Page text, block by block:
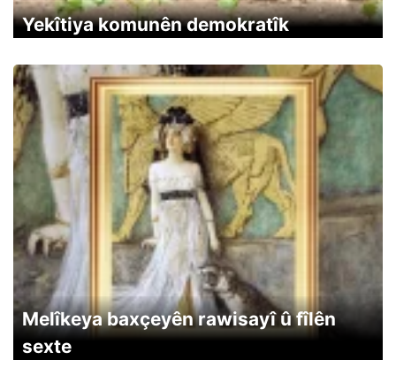
Yekîtiya komunên demokratîk
Melîkeya baxçeyên rawisayî û fîlên
sexte